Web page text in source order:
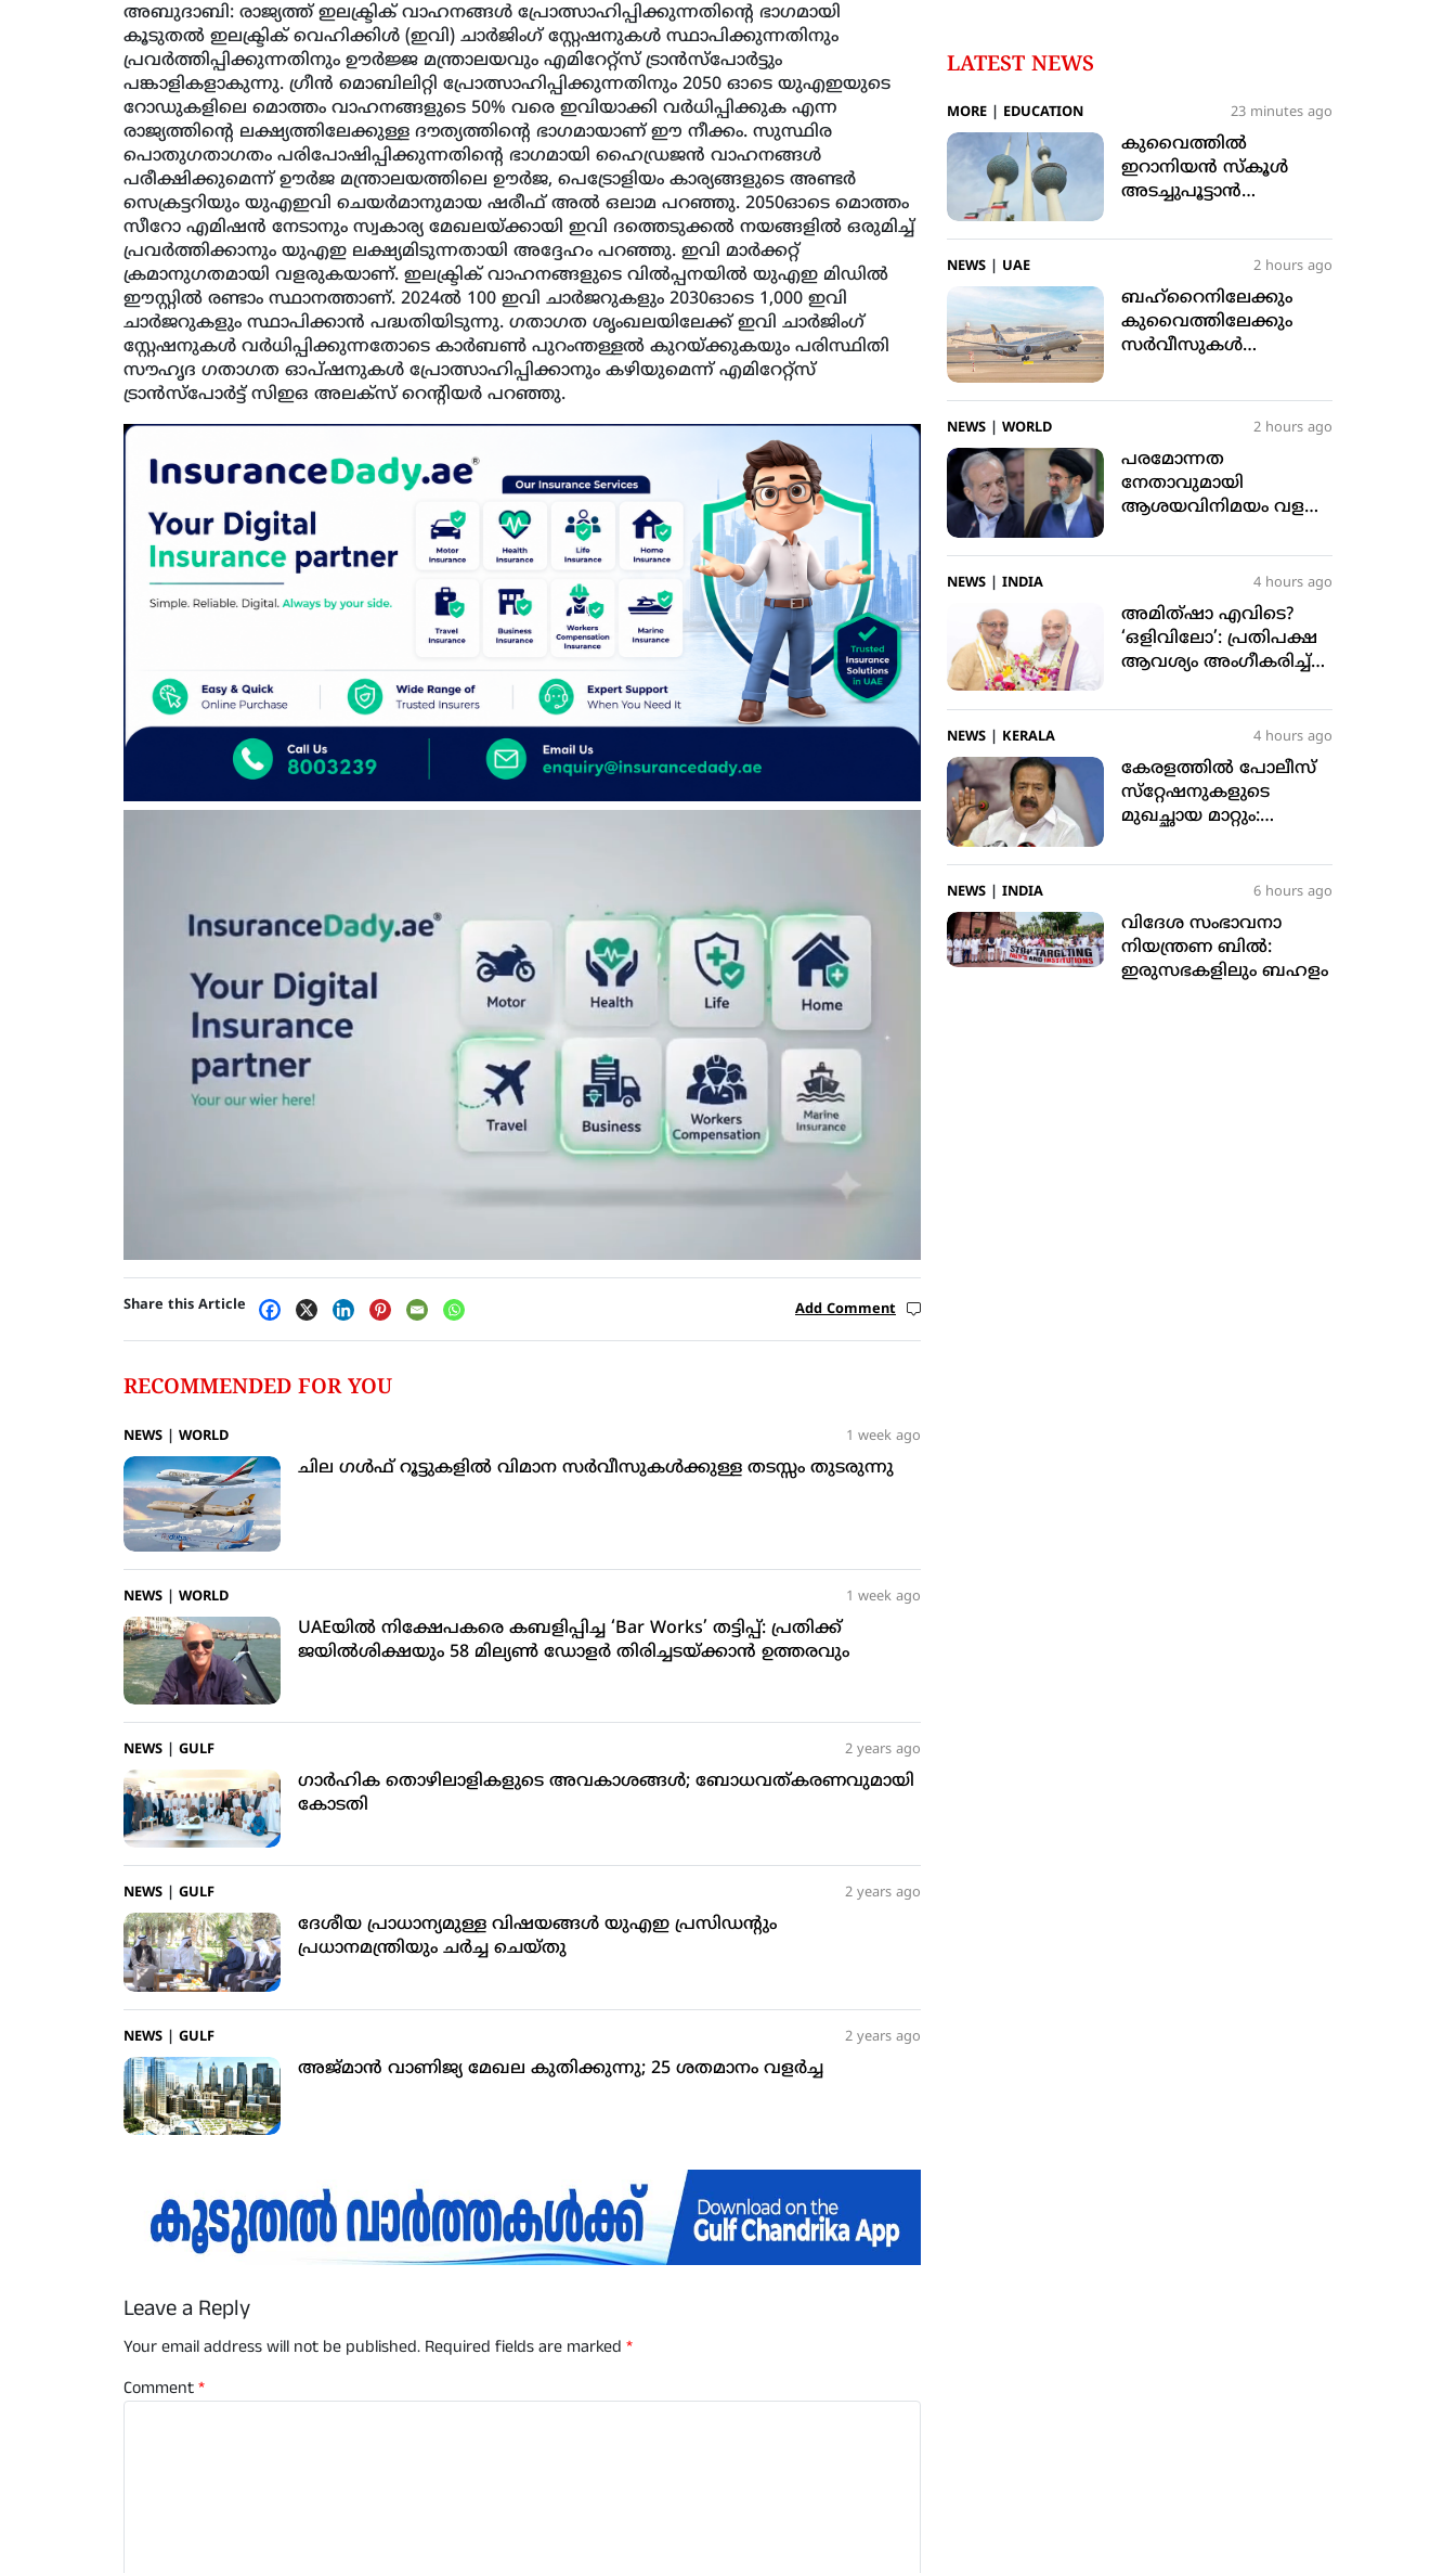
അബുദാബി: രാജ്യത്ത് ഇലക്ട്രിക് വാഹനങ്ങള്‍ പ്രോത്സാഹിപ്പിക്കുന്നതിന്റെ ഭാഗമായി
കൂടുതല്‍ ഇലക്ട്രിക് വെഹിക്കിള്‍ (ഇവി) ചാര്‍ജിംഗ് സ്റ്റേഷനുകള്‍ സ്ഥാപിക്കുന്നതിനും
പ്രവര്‍ത്തിപ്പിക്കുന്നതിനും ഊര്‍ജ്ജ മന്ത്രാലയവും എമിറേറ്റ്‌സ് ട്രാന്‍സ്‌പോര്‍ട്ടും
പങ്കാളികളാകുന്നു. ഗ്രീന്‍ മൊബിലിറ്റി പ്രോത്സാഹിപ്പിക്കുന്നതിനും 2050 ഓടെ യുഎഇയുടെ
റോഡുകളിലെ മൊത്തം വാഹനങ്ങളുടെ 50% വരെ ഇവിയാക്കി വര്‍ധിപ്പിക്കുക എന്ന
രാജ്യത്തിന്റെ ലക്ഷ്യത്തിലേക്കുള്ള ദൗത്യത്തിന്റെ ഭാഗമായാണ് ഈ നീക്കം. സുസ്ഥിര
പൊതുഗതാഗതം പരിപോഷിപ്പിക്കുന്നതിന്റെ ഭാഗമായി ഹൈഡ്രജന്‍ വാഹനങ്ങള്‍
പരീക്ഷിക്കുമെന്ന് ഊര്‍ജ മന്ത്രാലയത്തിലെ ഊര്‍ജ, പെട്രോളിയം കാര്യങ്ങളുടെ അണ്ടര്‍
സെക്രട്ടറിയും യുഎഇവി ചെയര്‍മാനുമായ ഷരീഫ് അല്‍ ഒലാമ പറഞ്ഞു. 2050ഓടെ മൊത്തം
സീറോ എമിഷന്‍ നേടാനും സ്വകാര്യ മേഖലയ്ക്കായി ഇവി ദത്തെടുക്കല്‍ നയങ്ങളില്‍ ഒരുമിച്ച്
പ്രവര്‍ത്തിക്കാനും യുഎഇ ലക്ഷ്യമിടുന്നതായി അദ്ദേഹം പറഞ്ഞു. ഇവി മാര്‍ക്കറ്റ്
ക്രമാനുഗതമായി വളരുകയാണ്. ഇലക്ട്രിക് വാഹനങ്ങളുടെ വില്‍പ്പനയില്‍ യുഎഇ മിഡില്‍
ഈസ്റ്റില്‍ രണ്ടാം സ്ഥാനത്താണ്. 2024ല്‍ 100 ഇവി ചാര്‍ജറുകളും 2030ഓടെ 1,000 ഇവി
ചാര്‍ജറുകളും സ്ഥാപിക്കാന്‍ പദ്ധതിയിടുന്നു. ഗതാഗത ശൃംഖലയിലേക്ക് ഇവി ചാര്‍ജിംഗ്
സ്റ്റേഷനുകള്‍ വര്‍ധിപ്പിക്കുന്നതോടെ കാര്‍ബണ്‍ പുറംന്തള്ളല്‍ കുറയ്ക്കുകയും പരിസ്ഥിതി
സൗഹൃദ ഗതാഗത ഓപ്ഷനുകള്‍ പ്രോത്സാഹിപ്പിക്കാനും കഴിയുമെന്ന് എമിറേറ്റ്‌സ്
ട്രാന്‍സ്‌പോര്‍ട്ട് സിഇഒ അലക്‌സ് റെന്റിയര്‍ പറഞ്ഞു.
Share this Article Add Comment
RECOMMENDED FOR YOU
NEWS WORLD 1 week ago
ചില ഗള്‍ഫ് റൂട്ടുകളില്‍ വിമാന സര്‍വീസുകള്‍ക്കുള്ള തടസ്സം തുടരുന്നു
NEWS WORLD 1 week ago
UAEയിൽ നിക്ഷേപകരെ കബളിപ്പിച്ച ‘Bar Works’ തട്ടിപ്പ്: പ്രതിക്ക്
ജയിൽശിക്ഷയും 58 മില്യൺ ഡോളർ തിരിച്ചടയ്ക്കാൻ ഉത്തരവും
NEWS GULF 2 years ago
ഗാര്‍ഹിക തൊഴിലാളികളുടെ അവകാശങ്ങള്‍; ബോധവത്കരണവുമായി
കോടതി
NEWS GULF 2 years ago
ദേശീയ പ്രാധാന്യമുള്ള വിഷയങ്ങള്‍ യുഎഇ പ്രസിഡന്റും
പ്രധാനമന്ത്രിയും ചര്‍ച്ച ചെയ്തു
NEWS GULF 2 years ago
അജ്മാന്‍ വാണിജ്യ മേഖല കുതിക്കുന്നു; 25 ശതമാനം വളര്‍ച്ച
Leave a Reply
Your email address will not be published. Required fields are marked *
Comment*
LATEST NEWS
MORE EDUCATION 23 minutes ago
കുവൈത്തില്‍
ഇറാനിയന്‍ സ്‌കൂള്‍
അടച്ചുപൂട്ടാന്‍
NEWS UAE 2 hours ago
ബഹ്‌റൈനിലേക്കും
കുവൈത്തിലേക്കും
സര്‍വീസുകള്‍
NEWS WORLD 2 hours ago
പരമോന്നത
നേതാവുമായി
ആശയവിനിമയം വളരെ
ഇറാന്‍ പ്രസിഡന്റ്
NEWS INDIA 4 hours ago
അമിത്ഷാ എവിടെ?
‘ഒളിവിലോ’: പ്രതിപക്ഷ
ആവശ്യം അംഗീകരിച്ച്
NEWS KERALA 4 hours ago
കേരളത്തില്‍ പോലീസ്
സ്‌റ്റേഷനുകളുടെ
മുഖച്ഛായ മാറ്റും:
ചെന്നിത്തല
NEWS INDIA 6 hours ago
വിദേശ സംഭാവനാ
നിയന്ത്രണ ബില്‍:
ഇരുസഭകളിലും ബഹളം